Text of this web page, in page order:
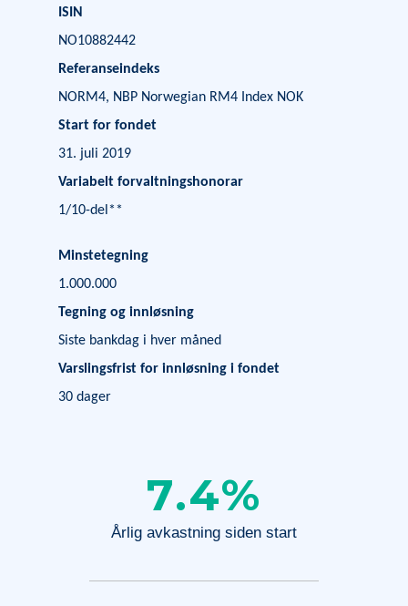
ISIN
NO10882442
Referanseindeks
NORM4, NBP Norwegian RM4 Index NOK
Start for fondet
31. juli 2019
Variabelt forvaltningshonorar
1/10-del **
Minstetegning
1.000.000
Tegning og innløsning
Siste bankdag i hver måned
Varslingsfrist for innløsning i fondet
30 dager
7.4%
Årlig avkastning siden start